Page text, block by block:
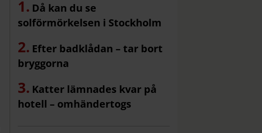
Då kan du se
solförmörkelsen i Stockholm
Efter badklådan – tar bort
bryggorna
Katter lämnades kvar på
hotell – omhändertogs